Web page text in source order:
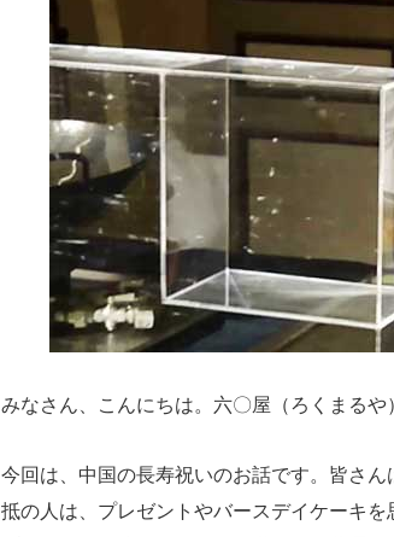
みなさん、こんにちは。六〇屋（ろくまるや
今回は、中国の長寿祝いのお話です。皆さ
抵の人は、プレゼントやバースデイケーキ